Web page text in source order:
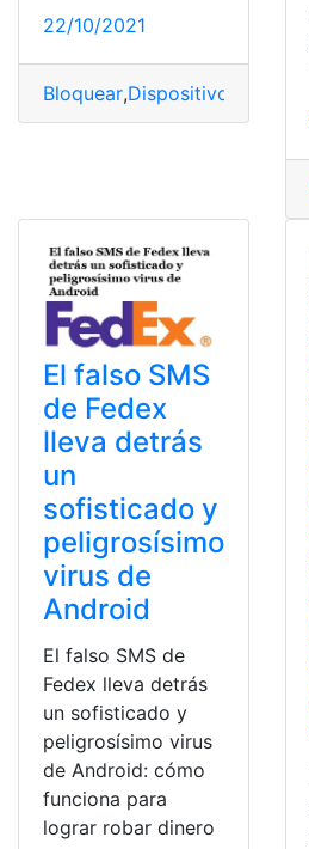
22/10/2021
Bloquear,Dispositivo
El falso SMS
de Fedex
lleva detrás
un
sofisticado y
peligrosísimo
virus de
Android
El falso SMS de
Fedex lleva detrás
un sofisticado y
peligrosísimo virus
de Android: cómo
funciona para
lograr robar dinero